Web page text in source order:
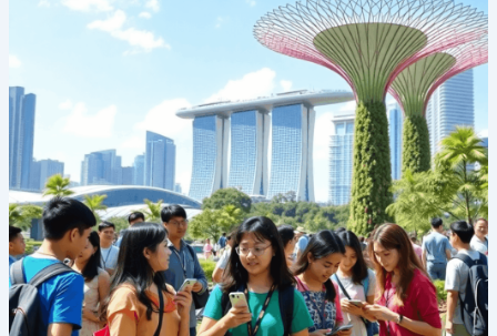
Singapura
Wisata
Studi
Anda